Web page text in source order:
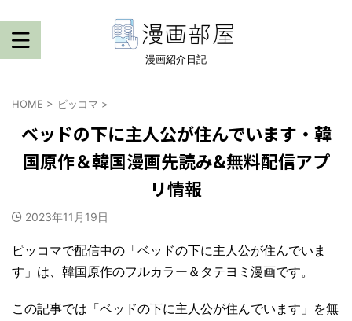
漫画紹介日記
HOME > ピッコマ >
ベッドの下に主人公が住んでいます・韓
国原作＆韓国漫画先読み&無料配信アプ
リ情報
2023年11月19日
ピッコマで配信中の「ベッドの下に主人公が住んでいま
す」は、韓国原作のフルカラー＆タテヨミ漫画です。
この記事では「ベッドの下に主人公が住んでいます」を無